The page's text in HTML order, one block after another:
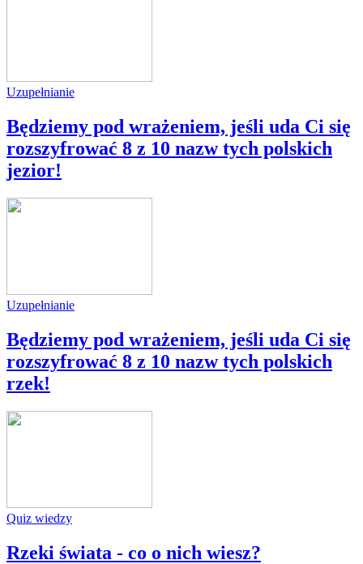
Uzupełnianie
Będziemy pod wrażeniem, jeśli uda Ci się
rozszyfrować 8 z 10 nazw tych polskich
jezior!
Uzupełnianie
Będziemy pod wrażeniem, jeśli uda Ci się
rozszyfrować 8 z 10 nazw tych polskich
rzek!
Quiz wiedzy
Rzeki świata - co o nich wiesz?